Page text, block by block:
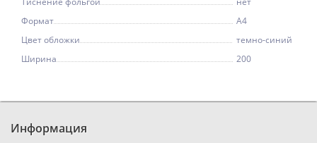
Формат
А4
Цвет обложки
темно-синий
Ширина
200
Информация